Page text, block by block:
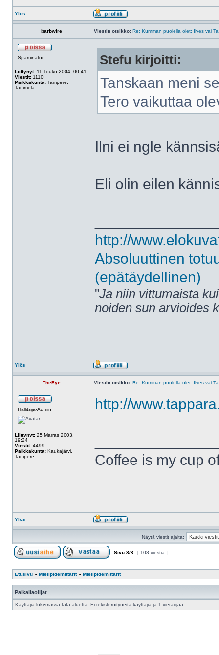
Ylös
barbwire Viestin otsikko: Re: Kumman puolella olet: Ilves vai
Spaminator
Liittynyt: 11 Touko 2004, 00:41
Viestit: 1110
Paikkakunta: Tampere,
Tammela
Stefu kirjoitti:
Tanskaan meni
Tero vaikuttaa
Ilni ei ngle
Eli olin eilen
http://
Absoluuttinen
(epätäydellinen)
"Ja niin vittumaista
noiden sun arvioides
Ylös
TheEye Viestin otsikko: Re: Kumman puolella olet: Ilves vai
Hallitsija-Admin
Liittynyt: 25 Marras 2003,
19:24
Viestit: 4499
Paikkakunta: Kaukajärvi,
Tampere
http://
Coffee is my cup
Ylös
Näytä viestit ajalta:
Sivu 8/8 [ 108 viestiä ]
Etusivu » Mielipidemittarit» Mielipidemittarit
Paikallaolijat
Käyttäjiä lukemassa tätä aluetta: Ei rekisteröityneitä käyttäjiä ja 1 vierailijaa